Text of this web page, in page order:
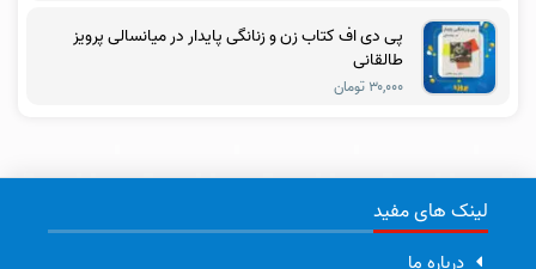
پی دی اف کتاب زن و زنانگی پایدار در میانسالی پرویز
طالقانی
۳۰,۰۰۰ تومان
لینک های مفید
درباره ما